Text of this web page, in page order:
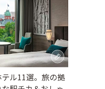
ル11選。旅の拠